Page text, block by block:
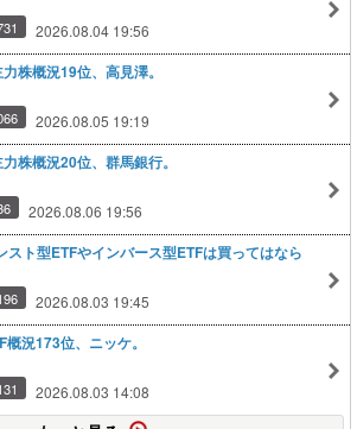
2026.08.04 19:56
株概況19位、高見澤。
2026.08.05 19:19
株概況20位、群馬銀行。
2026.08.06 19:56
ト型ETFやインバース型ETFは買ってはなら
2026.08.03 19:45
況173位、ニッケ。
2026.08.03 14:08